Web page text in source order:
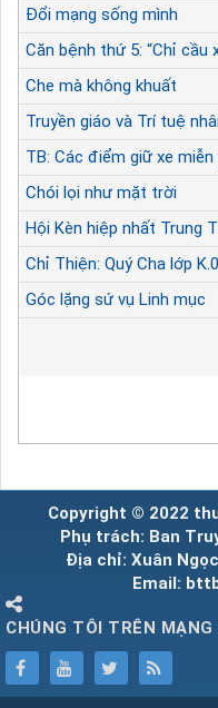
Đổi mạng sống mình
Căn bệnh thứ 5: “Chỉ cầu
Che mà không khuất
Truyền giáo và Trí tuệ
TB: Các điểm giữ xe
Chói lọi như mặt trời
Hội Kèn hiệp nhất Trung
Chỉ Thiện: Quý Cha lớp
Góc lặng sứ vụ Linh mục
Copyright © 2022
Phụ trách: Ban
Địa chỉ: Xuân
Email:
CHÚNG TÔI TRÊN MẠNG